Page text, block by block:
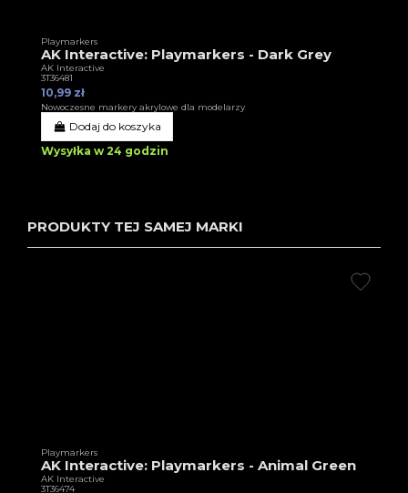
Playmarkers
AK Interactive: Playmarkers - Dark Grey
AK Interactive
3T36481
10,99 zł
Nowoczesne markery akrylowe dla modelarzy
Dodaj do koszyka
Wysyłka w 24 godzin
PRODUKTY TEJ SAMEJ MARKI
Playmarkers
AK Interactive: Playmarkers - Animal Green
AK Interactive
3T36474